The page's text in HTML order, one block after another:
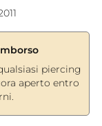
piercing
aperto entro